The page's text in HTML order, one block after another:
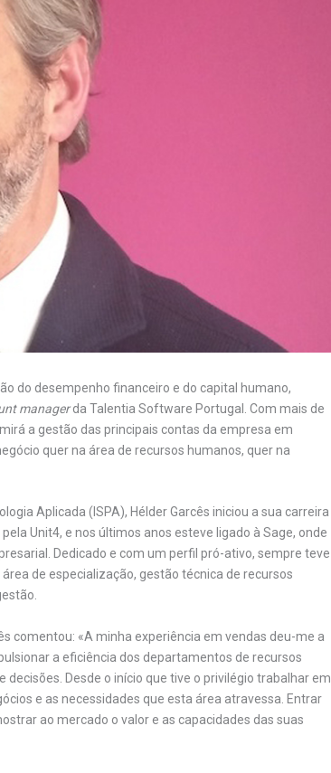
do desempenho financeiro e do capital humano,
managerda Talentia Software Portugal. Com mais de
a gestão das principais contas da empresa em
quer na área de recursos humanos, quer na
Aplicada (ISPA), Hélder Garcês iniciou a sua carreira
Unit4, e nos últimos anos esteve ligado à Sage, onde
Dedicado e com um perfil pró-ativo, sempre teve
de especialização, gestão técnica de recursos
comentou: «A minha experiência em vendas deu-me a
a eficiência dos departamentos de recursos
Desde o início que tive o privilégio trabalhar em
e as necessidades que esta área atravessa. Entrar
ao mercado o valor e as capacidades das suas